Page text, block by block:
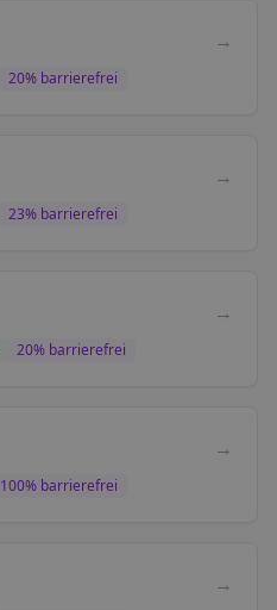
→
20% barrierefrei
→
23% barrierefrei
→
20% barrierefrei
→
100% barrierefrei
→